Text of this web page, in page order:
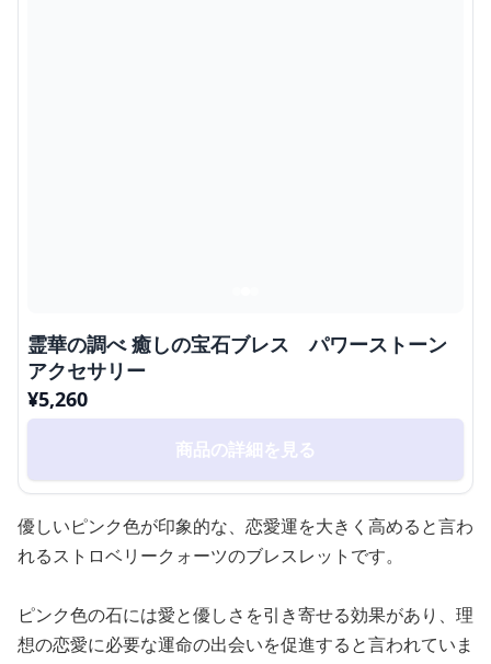
霊華の調べ 癒しの宝石ブレス パワーストーン
アクセサリー
¥5,260
商品の詳細を見る
優しいピンク色が印象的な、恋愛運を大きく高めると言わ
れるストロベリークォーツのブレスレットです。
ピンク色の石には愛と優しさを引き寄せる効果があり、理
想の恋愛に必要な運命の出会いを促進すると言われていま